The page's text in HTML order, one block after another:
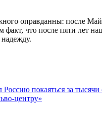
оправданны: после
что после пяти лет
покаяться за тысячи
центру»